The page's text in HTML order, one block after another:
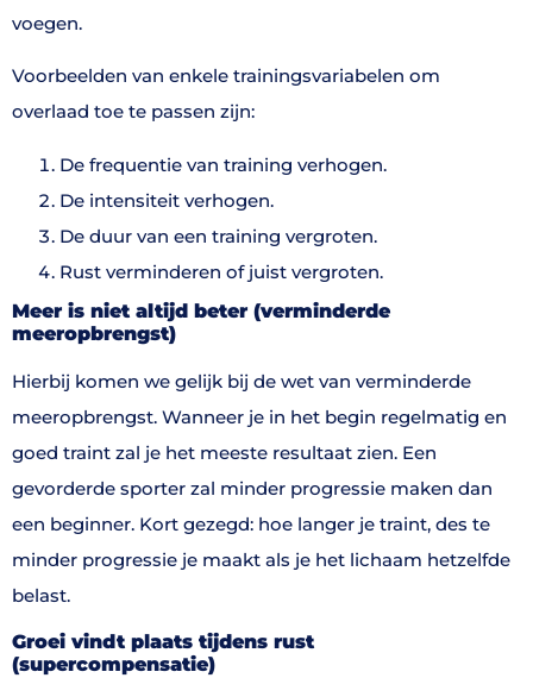
voegen.
Voorbeelden van enkele trainingsvariabelen om
overlaad toe te passen zijn:
De frequentie van training verhogen.
De intensiteit verhogen.
De duur van een training vergroten.
Rust verminderen of juist vergroten.
Meer is niet altijd beter (verminderde
meeropbrengst)
Hierbij komen we gelijk bij de wet van verminderde
meeropbrengst. Wanneer je in het begin regelmatig en
goed traint zal je het meeste resultaat zien. Een
gevorderde sporter zal minder progressie maken dan
een beginner. Kort gezegd: hoe langer je traint, des te
minder progressie je maakt als je het lichaam hetzelfde
belast.
Groei vindt plaats tijdens rust
(supercompensatie)